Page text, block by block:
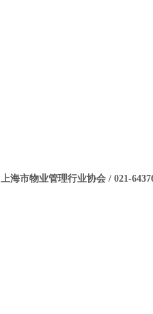
上海市物业管理行业协会 / 021-